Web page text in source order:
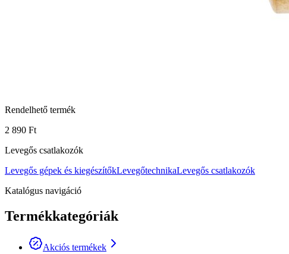
Rendelhető termék
2 890 Ft
Levegős csatlakozók
Levegős gépek és kiegészítőkLevegőtechnikaLevegős csatlakozók
Katalógus navigáció
Termékkategóriák
Akciós termékek